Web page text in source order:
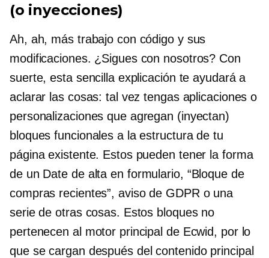
(o inyecciones)
Ah, ah, más trabajo con código y sus
modificaciones. ¿Sigues con nosotros? Con
suerte, esta sencilla explicación te ayudará a
aclarar las cosas: tal vez tengas aplicaciones o
personalizaciones que agregan (inyectan)
bloques funcionales a la estructura de tu
página existente. Estos pueden tener la forma
de un Date de alta en formulario, “Bloque de
compras recientes”, aviso de GDPR o una
serie de otras cosas. Estos bloques no
pertenecen al motor principal de Ecwid, por lo
que se cargan después del contenido principal